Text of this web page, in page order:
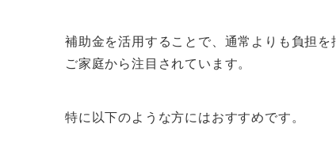
補助金を活用することで、通常よりも負担
ご家庭から注目されています。
特に以下のような方にはおすすめです。